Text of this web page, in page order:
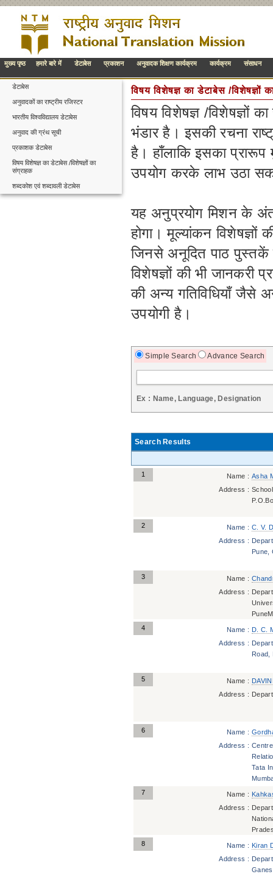
मुख्य पृष्ठ हमारे बारे में डेटाबेस प्रकाशन अनुवादक शिक्षण कार्यक्रम कार्यक्रम संसाधन
डेटाबेस
अनुवादकों का राष्ट्रीय रजिस्टर
भारतीय विश्वविद्यालय डेटाबेस
अनुवाद की ग्रंथ सूची
प्रकाशक डेटाबेस
विषय विशेषज्ञ का डेटाबेस /विशेषज्ञों का
संग्राहक
शब्दकोश एवं शब्दावली डेटाबेस
विषय विशेषज्ञ का डेटाबेस /विशेषज्ञों
विषय विशेषज्ञ /विशेषज्ञों
भंडार है। इसकी रचना
है। हाँलाकि इसका
उपयोग करके लाभ उठा
यह अनुप्रयोग मिशन के
होगा। मूल्यांकन विशेषज्ञों
जिनसे अनूदित पाठ पुस्तकें
विशेषज्ञों की भी जानकरी
की अन्य गतिविधियाँ जैसे
उपयोगी है।
Simple Search Advance Search
Ex : Name, Language, Designation
Search Results
1 Name : Asha
Address :
2 Name : C. V.
Address :
Pune,
3 Name :
Address :
Pune
4
Name : D. C.
Address :
Road,
5 Name :
Address :
6 Name :
Address :
Tata
7
Name :
Address :
8
Name : Kiran
Address :